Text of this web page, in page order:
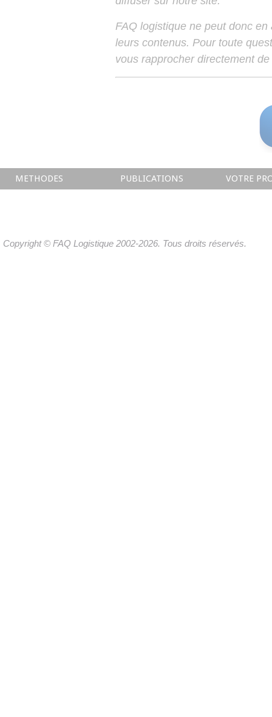
FAQ logistique ne peut donc
leurs contenus. Pour toute
vous rapprocher directement
METHODES PUBLICATIONS VOTRE
Copyright © FAQ Logistique 2002-2026. Tous droits réservés.